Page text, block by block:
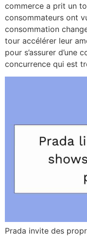
commerce a prit un
consommateurs ont
consommation
tour accélérer leur
pour s’assurer d’une
concurrence qui est
Prada invite des